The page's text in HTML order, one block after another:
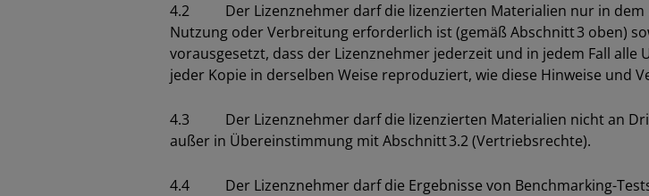
4.2 Der Lizenznehmer darf die lizenzierten Materialien nur in dem
Nutzung oder Verbreitung erforderlich ist (gemäß Abschnitt 3 oben)
vorausgesetzt, dass der Lizenznehmer jederzeit und in jedem Fall
jeder Kopie in derselben Weise reproduziert, wie diese Hinweise und
4.3 Der Lizenznehmer darf die lizenzierten Materialien nicht an
außer in Übereinstimmung mit Abschnitt 3.2 (Vertriebsrechte).
4.4 Der Lizenznehmer darf die Ergebnisse von Benchmarking-